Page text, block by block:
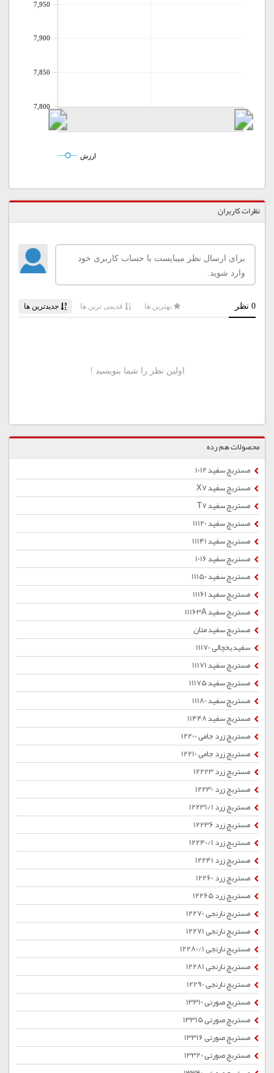
7,800
7,850
7,900
7,950
ارزش
نظرات کاربران
محصولات هم رده
مستربچ سفید 1012
مستربچ سفید X7
مستربچ سفید T7
مستربچ سفید 11120
مستربچ سفید 11141
مستربچ سفید 1016
مستربچ سفید 11150
مستربچ سفید 11161
مستربچ سفید 11163A
مستربچ سفید متان
سفید یخچالی 11170
مستربچ سفید 11171
مستربچ سفید 11175
مستربچ سفید 11180
مستربچ سفید 11448
مستربچ زرد جامی 12200
مستربچ زرد جامی 12210
مستربچ زرد 12223
مستربچ زرد 12230
مستربچ زرد 12231/1
مستربچ زرد 12236
مستربچ زرد 12240/1
مستربچ زرد 12241
مستربچ زرد 12260
مستربچ زرد 12265
مستربچ نارنجی 12270
مستربچ نارنجی 12271
مستربچ نارنجی 12280/1
مستربچ نارنجی 12281
مستربچ نارنجی 12290
مستربچ صورتی 13310
مستربچ صورتی 13315
مستربچ صورتی 13316
مستربچ صورتی 13320